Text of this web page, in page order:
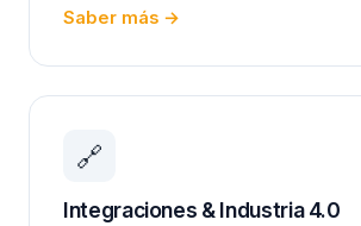
Saber más →
🔗
Integraciones & Industria 4.0